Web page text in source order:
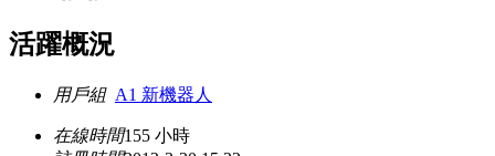
活躍概況
用戶組 A1 新機器人
在線時間155 小時